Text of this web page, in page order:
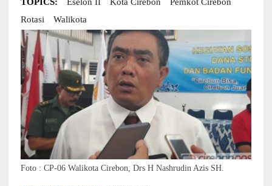
Rotasi
Walikota
Foto : CP-06 Walikota Cirebon, Drs H Nashrudin Azis SH.